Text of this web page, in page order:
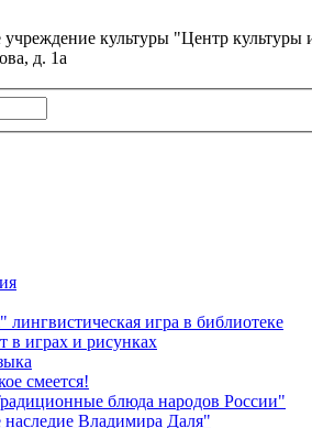
культуры "Центр культуры
д. 1а
игра в библиотеке
играх и рисунках
смеется!
блюда народов России"
Владимира Даля"